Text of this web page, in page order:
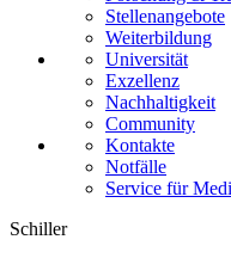
Stellenangebote
Weiterbildung
Universität
Exzellenz
Nachhaltigkeit
Community
Kontakte
Notfälle
Service für
Schiller